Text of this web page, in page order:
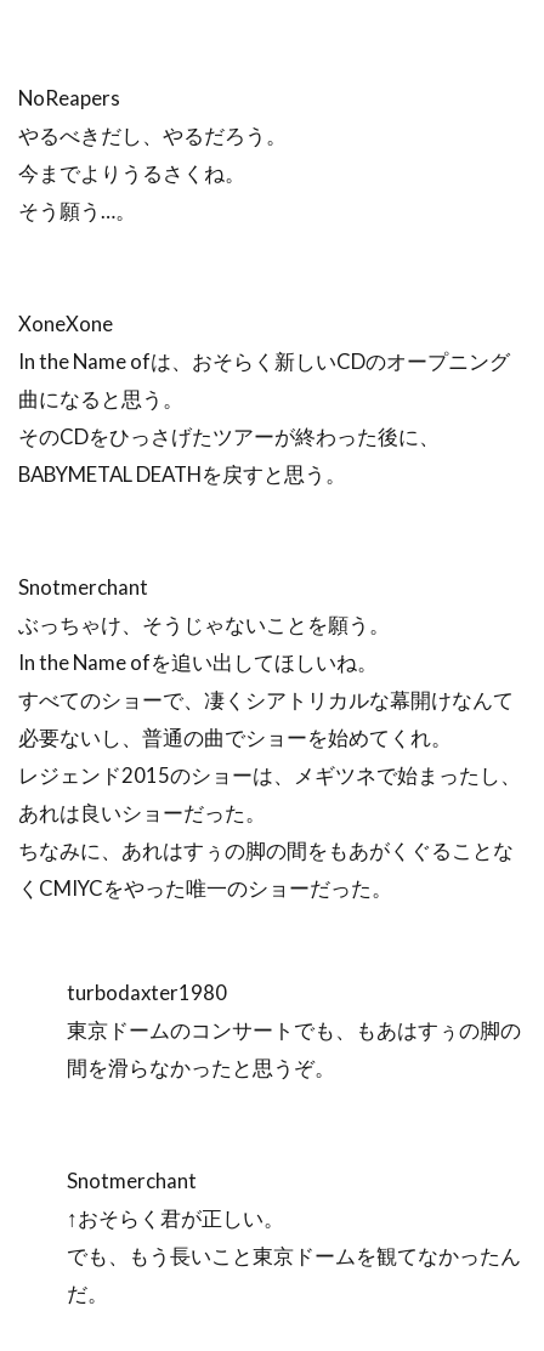
NoReapers
やるべきだし、やるだろう。
今までよりうるさくね。
そう願う…。
XoneXone
In the Name ofは、おそらく新しいCDのオープニング
曲になると思う。
そのCDをひっさげたツアーが終わった後に、
BABYMETAL DEATHを戻すと思う。
Snotmerchant
ぶっちゃけ、そうじゃないことを願う。
In the Name ofを追い出してほしいね。
すべてのショーで、凄くシアトリカルな幕開けなんて
必要ないし、普通の曲でショーを始めてくれ。
レジェンド2015のショーは、メギツネで始まったし、
あれは良いショーだった。
ちなみに、あれはすぅの脚の間をもあがくぐることな
くCMIYCをやった唯一のショーだった。
turbodaxter1980
東京ドームのコンサートでも、もあはすぅの脚の
間を滑らなかったと思うぞ。
Snotmerchant
↑おそらく君が正しい。
でも、もう長いこと東京ドームを観てなかったん
だ。